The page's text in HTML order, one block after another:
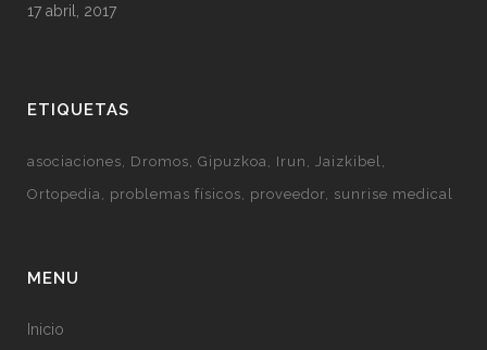
17 abril, 2017
ETIQUETAS
asociaciones Dromos Gipuzkoa Irun
Jaizkibel
Ortopedia
problemas físicos proveedor sunrise medical
MENU
Inicio